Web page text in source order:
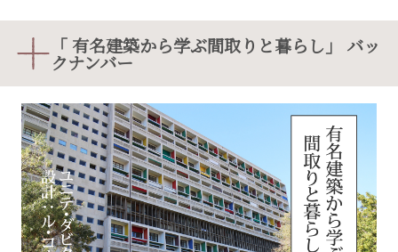
「 有名建築から学ぶ間取りと暮らし」 バッ
クナンバー